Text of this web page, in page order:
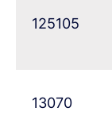
125105
13070